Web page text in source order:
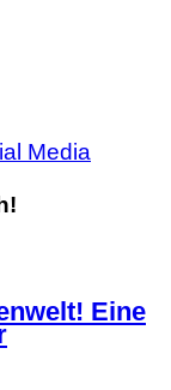
Media
Eine